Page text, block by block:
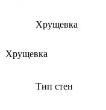
Хрущевка
Хрущевка
Тип стен